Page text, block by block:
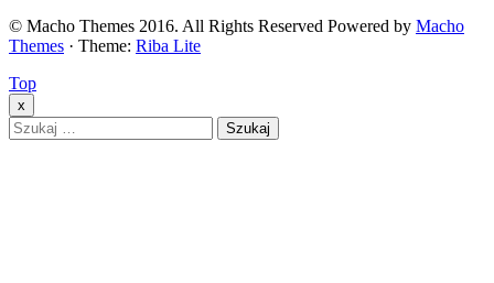
© Macho Themes 2016. All Rights Reserved Powered by Macho
Themes · Theme: Riba Lite
Top
x
Szukaj: